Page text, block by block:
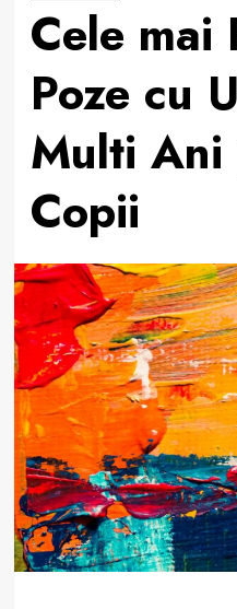
Cele mai
Poze cu
Multi Ani
Copii